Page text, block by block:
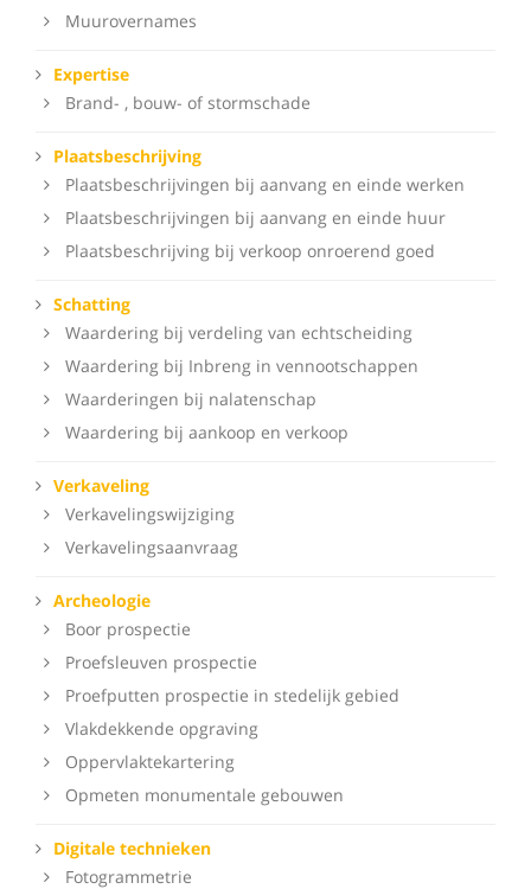
Muurovernames
Expertise
Brand- , bouw- of stormschade
Plaatsbeschrijving
Plaatsbeschrijvingen bij aanvang en einde werken
Plaatsbeschrijvingen bij aanvang en einde huur
Plaatsbeschrijving bij verkoop onroerend goed
Schatting
Waardering bij verdeling van echtscheiding
Waardering bij Inbreng in vennootschappen
Waarderingen bij nalatenschap
Waardering bij aankoop en verkoop
Verkaveling
Verkavelingswijziging
Verkavelingsaanvraag
Archeologie
Boor prospectie
Proefsleuven prospectie
Proefputten prospectie in stedelijk gebied
Vlakdekkende opgraving
Oppervlaktekartering
Opmeten monumentale gebouwen
Digitale technieken
Fotogrammetrie